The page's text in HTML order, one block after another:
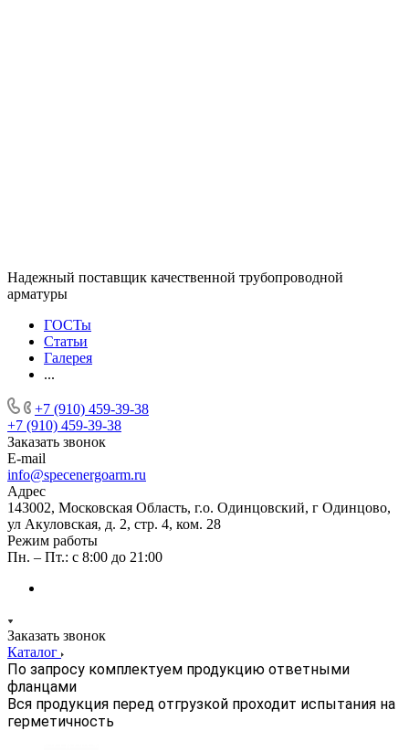
Надежный поставщик качественной трубопроводной
арматуры
ГОСТы
Статьи
Галерея
...
+7 (910) 459-39-38
+7 (910) 459-39-38
Заказать звонок
E-mail
info@specenergoarm.ru
Адрес
143002, Московская Область, г.о. Одинцовский, г Одинцово,
ул Акуловская, д. 2, стр. 4, ком. 28
Режим работы
Пн. – Пт.: с 8:00 до 21:00
Заказать звонок
Каталог
По запросу комплектуем продукцию ответными
фланцами
Вся продукция перед отгрузкой проходит испытания на
герметичность